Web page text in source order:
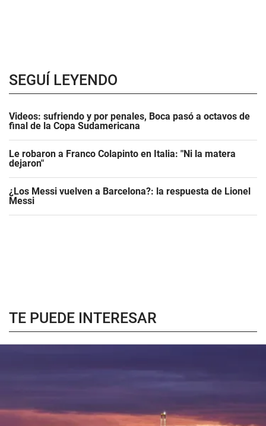
SEGUÍ LEYENDO
Videos: sufriendo y por penales, Boca pasó a octavos de
final de la Copa Sudamericana
Le robaron a Franco Colapinto en Italia: "Ni la matera
dejaron"
¿Los Messi vuelven a Barcelona?: la respuesta de Lionel
Messi
TE PUEDE INTERESAR